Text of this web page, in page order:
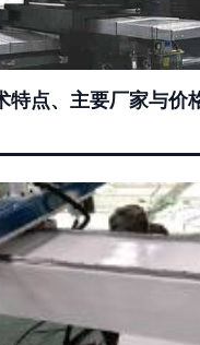
特点、主要厂家与价